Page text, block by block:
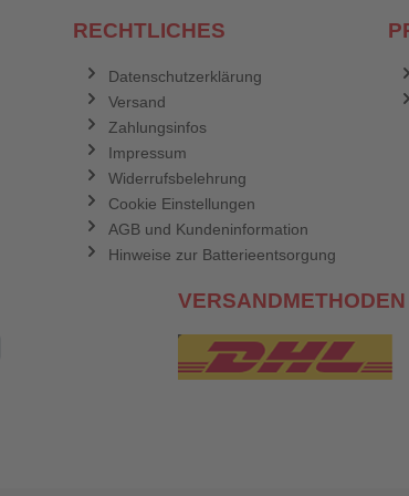
RECHTLICHES
Datenschutzerklärung
Versand
Zahlungsinfos
Impressum
Widerrufsbelehrung
Cookie Einstellungen
AGB und Kundeninformation
Hinweise zur Batterieentsorgung
VERSANDMETHODEN